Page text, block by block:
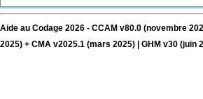
Aide au Codage 2026 - CCAM v80.0 (novembre
2025) + CMA v2025.1 (mars 2025) | GHM v30 (juin